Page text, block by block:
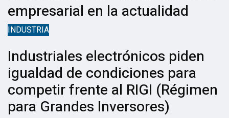
empresarial en la actualidad
INDUSTRIA
Industriales electrónicos piden
igualdad de condiciones para
competir frente al RIGI (Régimen
para Grandes Inversores)